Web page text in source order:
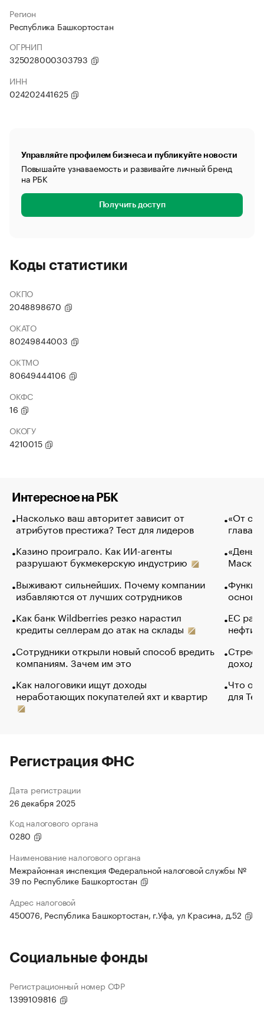
Регион
Республика Башкортостан
ОГРНИП
325028000303793
ИНН
024202441625
Управляйте профилем бизнеса и публикуйте новости
Повышайте узнаваемость и развивайте личный бренд
на РБК
Получить доступ
Коды статистики
ОКПО
2048898670
ОКАТО
80249844003
ОКТМО
80649444106
ОКФС
16
ОКОГУ
4210015
Интересное на РБК
Насколько ваш авторитет зависит от
атрибутов престижа? Тест для лидеров
Казино проиграло. Как ИИ-агенты
разрушают букмекерскую индустрию
Выживают сильнейших. Почему компании
избавляются от лучших сотрудников
Как банк Wildberries резко нарастил
кредиты селлерам до атак на склады
Сотрудники открыли новый способ вредить
компаниям. Зачем им это
Как налоговики ищут доходы
неработающих покупателей яхт и квартир
«От
глава
Маск в
основ
ЕС
нефти
Что
для
Регистрация ФНС
Дата регистрации
26 декабря 2025
Код налогового органа
0280
Наименование налогового органа
Межрайонная инспекция Федеральной налоговой службы №
39 по Республике Башкортостан
Адрес налоговой
450076, Республика Башкортостан, г.Уфа, ул Красина, д.52
Социальные фонды
Регистрационный номер СФР
1399109816